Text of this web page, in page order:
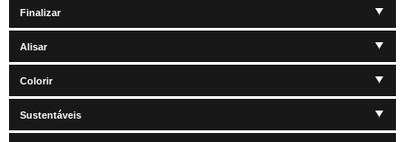
Finalizar
Alisar
Colorir
Sustentáveis